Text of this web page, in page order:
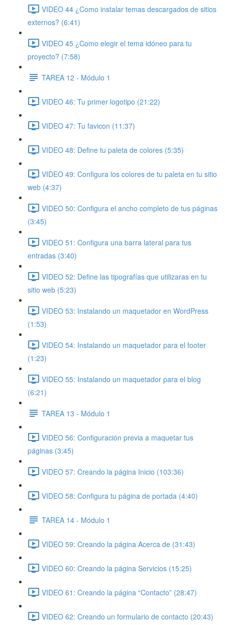
VIDEO 44 ¿Como instalar temas descargados de sitios
externos? (6:41)
VIDEO 45 ¿Como elegir el tema idóneo para tu
proyecto? (7:58)
TAREA 12 - Módulo 1
VIDEO 46: Tu primer logotipo (21:22)
VIDEO 47: Tu favicon (11:37)
VIDEO 48: Define tu paleta de colores (5:35)
VIDEO 49: Configura los colores de tu paleta en tu sitio
web (4:37)
VIDEO 50: Configura el ancho completo de tus páginas
(3:45)
VIDEO 51: Configura una barra lateral para tus
entradas (3:40)
VIDEO 52: Define las tipografías que utilizaras en tu
sitio web (5:23)
VIDEO 53: Instalando un maquetador en WordPress
(1:53)
VIDEO 54: Instalando un maquetador para el footer
(1:23)
VIDEO 55: Instalando un maquetador para el blog
(6:21)
TAREA 13 - Módulo 1
VIDEO 56: Configuración previa a maquetar tus
páginas (3:45)
VIDEO 57: Creando la página Inicio (103:36)
VIDEO 58: Configura tu página de portada (4:40)
TAREA 14 - Módulo 1
VIDEO 59: Creando la página Acerca de (31:43)
VIDEO 60: Creando la página Servicios (15:25)
VIDEO 61: Creando la página “Contacto” (28:47)
VIDEO 62: Creando un formulario de contacto (20:43)